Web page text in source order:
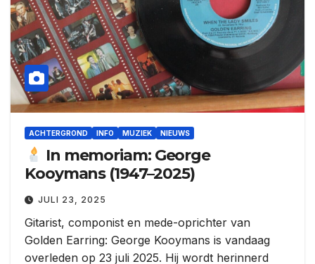
ACHTERGROND INFO MUZIEK NIEUWS
In memoriam: George
Kooymans (1947–2025)
JULI 23, 2025
Gitarist, componist en mede-oprichter van
Golden Earring: George Kooymans is vandaag
overleden op 23 juli 2025. Hij wordt herinnerd